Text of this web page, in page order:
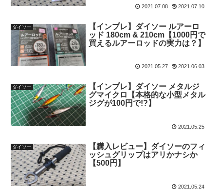
2021.07.08 2021.07.10
ダイソー
【インプレ】ダイソー ルアーロ
ッド 180cm & 210cm【1000円で
買えるルアーロッドの実力は？】
2021.05.27 2021.06.03
ダイソー
【インプレ】ダイソー メタルジ
グマイクロ【本格的な小型メタル
ジグが100円で!?】
2021.05.25
ダイソー
【購入レビュー】ダイソーのフィ
ッシュグリップはアリかナシか
【500円】
2021.05.24